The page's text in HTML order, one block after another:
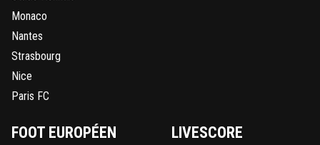
Monaco
Nantes
Strasbourg
Nice
Paris FC
FOOT EUROPÉEN LIVESCORE